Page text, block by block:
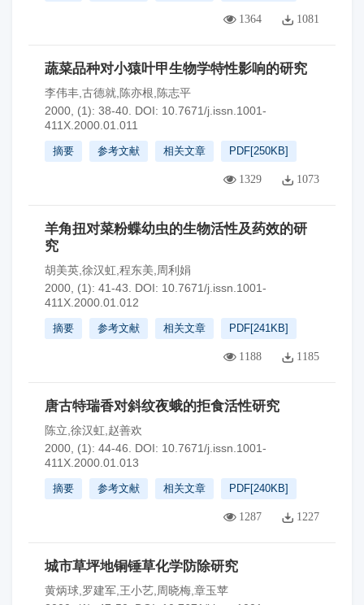
1364 1081
蔬菜品种对小猿叶甲生物学特性影响的研究
李伟丰,古德就,陈亦根,陈志平
2000, (1): 38-40. DOI: 10.7671/j.issn.1001-
411X.2000.01.011
摘要 参考文献 相关文章 PDF[250KB]
1329 1073
羊角扭对菜粉蝶幼虫的生物活性及药效的研
究
胡美英,徐汉虹,程东美,周利娟
2000, (1): 41-43.
DOI: 10.7671/j.issn.1001-
411X.2000.01.012
摘要 参考文献 相关文章 PDF[241KB]
1188 1185
唐古特瑞香对斜纹夜蛾的拒食活性研究
陈立,徐汉虹,赵善欢
2000, (1): 44-46.
DOI: 10.7671/j.issn.1001-
411X.2000.01.013
摘要 参考文献 相关文章 PDF[240KB]
1287 1227
城市草坪地铜锤草化学防除研究
黄炳球,罗建军,王小艺,周晓梅,章玉苹